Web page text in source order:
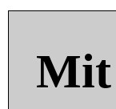
Mit